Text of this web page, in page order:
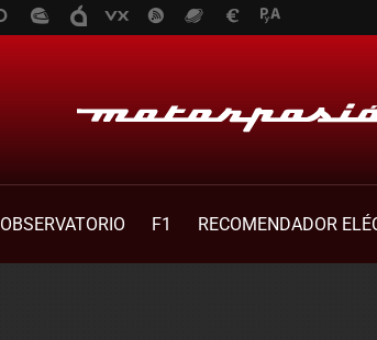
OBSERVATORIO F1
RECOMENDADOR